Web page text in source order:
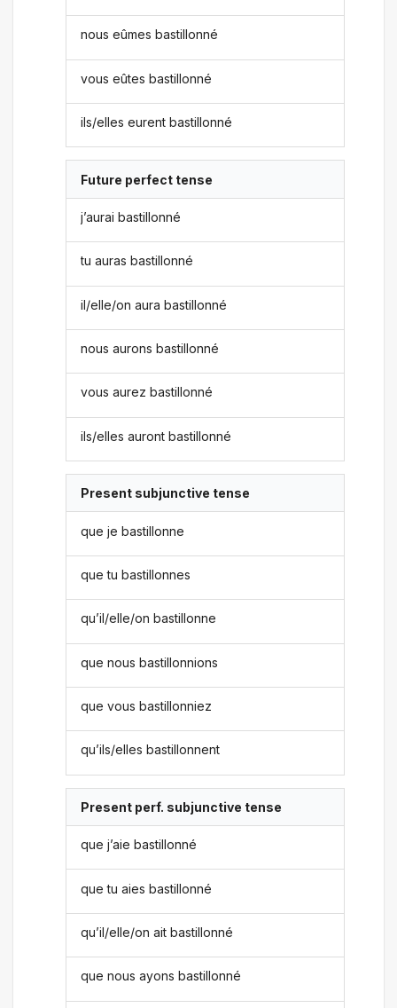
nous eûmes bastillonné
vous eûtes bastillonné
ils/elles eurent bastillonné
Future perfect tense
j’aurai bastillonné
tu auras bastillonné
il/elle/on aura bastillonné
nous aurons bastillonné
vous aurez bastillonné
ils/elles auront bastillonné
Present subjunctive tense
que je bastillonne
que tu bastillonnes
qu’il/elle/on bastillonne
que nous bastillonnions
que vous bastillonniez
qu’ils/elles bastillonnent
Present perf. subjunctive tense
que j’aie bastillonné
que tu aies bastillonné
qu’il/elle/on ait bastillonné
que nous ayons bastillonné